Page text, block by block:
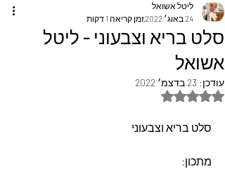
סלט בריא וצבעוני - ליטל
אשואל
ליטל אשואל
24 באוג׳ 2022
זמן קריאה 1 דקות
עודכן: 23 בדצמ׳ 2022
דירוג של NaN מתוך 5 כוכבים
סלט בריא וצבעוני
מתכון: